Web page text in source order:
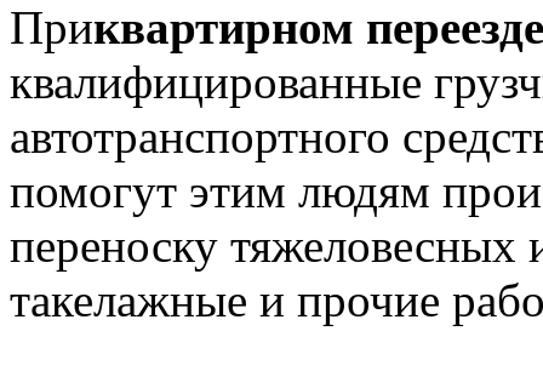
Приквартирном
квалифицированные
автотранспортного
помогут этим людям
переноску тяжеловесных
такелажные и прочие